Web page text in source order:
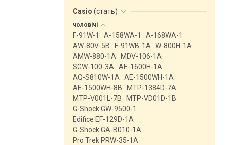
Casio (стать)
чоловічі
F-91W-1 A-158WA-1
A-168WA-1
AW-80V-5B
F-91WB-1A
W-800H-1A
AMW-880-1A
MDV-106-1A
SGW-100-3A
AE-1600H-1A
AQ-S810W-1A
AE-1500WH-1A
AE-1500WH-8B
MTP-1384D-7A
MTP-V001L-7B
MTP-VD01D-1B
G-Shock GW-9500-1
Edifice EF-129D-1A
G-Shock GA-B010-1A
Pro Trek PRW-35-1A